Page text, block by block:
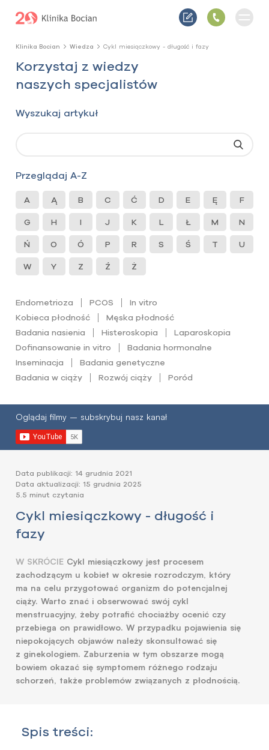
Klinika Bocian Wiedza Cykl miesiączkowy - długość i fazy
Korzystaj z wiedzy
naszych specjalistów
Wyszukaj artykuł
Przeglądaj A-Z
A Ą B C Ć D E Ę F
G H I J K L Ł M N
Ń O Ó P R S Ś T U
W Y Z Ź Ż
Endometrioza PCOS
In vitro
Kobieca płodność
Męska płodność
Badania nasienia
Histeroskopia
Laparoskopia
Dofinansowanie in vitro
Badania hormonalne
Inseminacja
Badania genetyczne
Badania w ciąży
Rozwój ciąży Poród
Oglądaj filmy – subskrybuj nasz kanał
Data publikacji: 14 grudnia 2021
Data aktualizacji: 15 grudnia 2025
5.5 minut czytania
Cykl miesiączkowy - długość i
fazy
W SKRÓCIE Cykl miesiączkowy jest procesem
zachodzącym u kobiet w okresie rozrodczym, który
ma na celu przygotować organizm do potencjalnej
ciąży. Warto znać i obserwować swój cykl
menstruacyjny, żeby potrafić chociażby ocenić czy
przebiega on prawidłowo. W przypadku pojawienia się
niepokojących objawów należy skonsultować się
z ginekologiem. Zaburzenia w tym obszarze mogą
bowiem okazać się symptomem różnego rodzaju
schorzeń, także problemów związanych z płodnością.
Spis treści: